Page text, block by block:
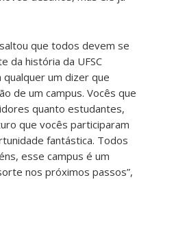
que todos devem se
da história da UFSC
qualquer um dizer que
de um campus. Vocês que
quanto estudantes,
que vocês participaram
fantástica. Todos
esse campus é um
nos próximos passos”,